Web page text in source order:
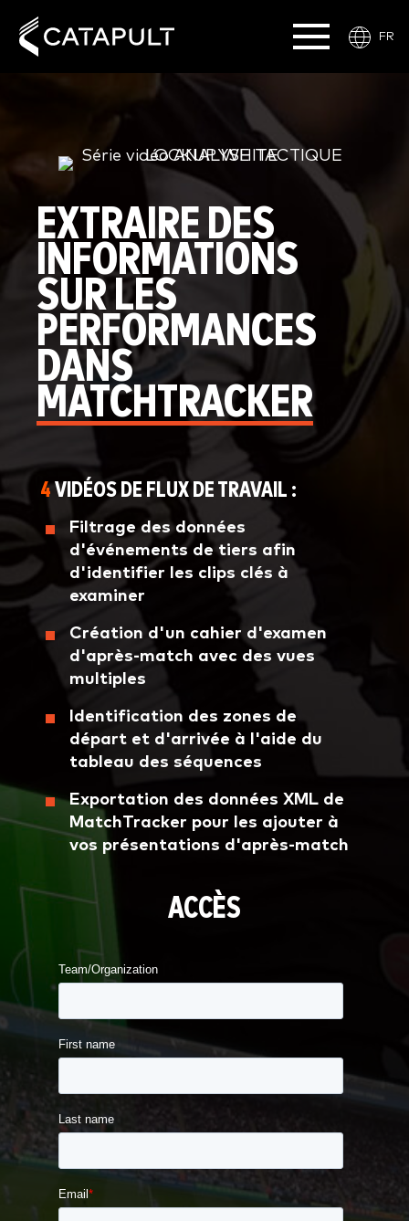
FR
EXTRAIRE DES
INFORMATIONS
SUR LES
PERFORMANCES
DANS
MATCHTRACKER
4VIDÉOS DE FLUX DE TRAVAIL :
Filtrage des données
d'événements de tiers afin
d'identifier les clips clés à
examiner
Création d'un cahier d'examen
d'après-match avec des vues
multiples
Identification des zones de
départ et d'arrivée à l'aide du
tableau des séquences
Exportation des données XML de
MatchTracker pour les ajouter à
vos présentations d'après-match
ACCÈS